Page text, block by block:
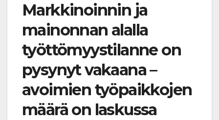
Markkinoinnin ja
mainonnan alalla
työttömyystilanne on
pysynyt vakaana –
avoimien työpaikkojen
määrä on laskussa